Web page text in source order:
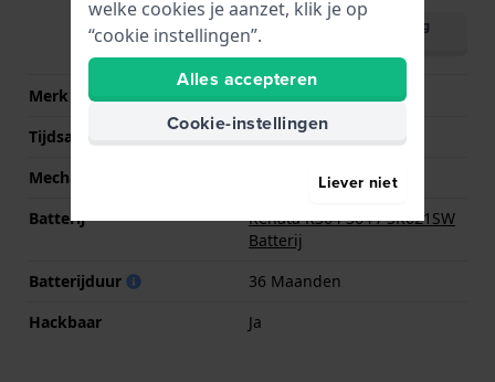
Download handleiding
Merk uurwerk
Tijdsaanduiding
Analoog
Mechanisme
Batterij
Renata R364 364 / SR621SW
Batterij
Batterijduur
36 Maanden
Hackbaar
Ja
welke cookies je aanzet, klik je op
“cookie instellingen”.
Alles accepteren
Cookie-instellingen
Liever niet